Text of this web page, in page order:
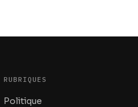
RUBRIQUES
Politique